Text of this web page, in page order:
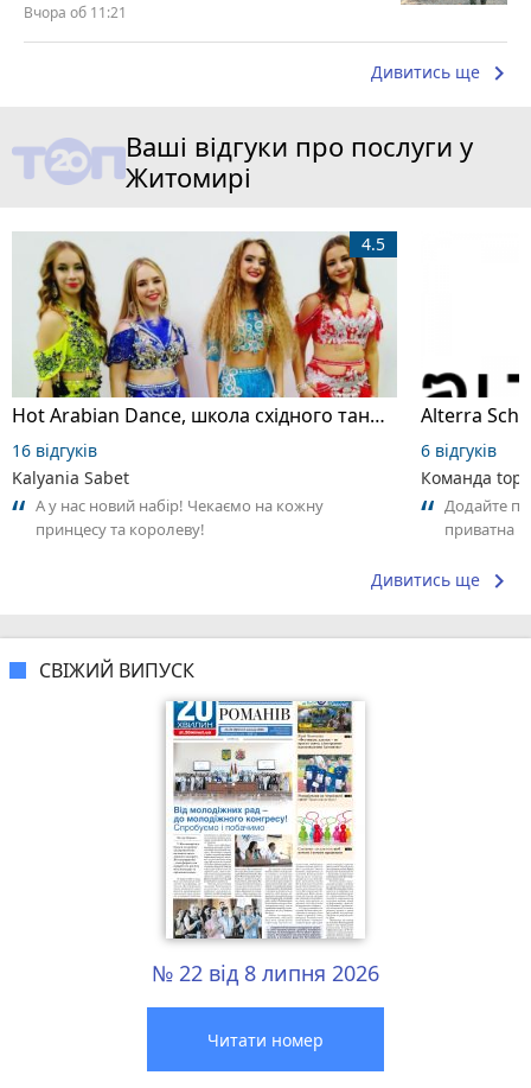
Вчора об 11:21
Дивитись ще keyboard_arrow_right
Ваші відгуки про послуги у
Житомирі
Hot Arabian Dance, школа східного танцю
4.5
16 відгуків
Kalyania Sabet
А у нас новий набір! Чекаємо на кожну
принцесу та королеву!
6 відгуків
Команда
Додайте
приватна
Дивитись ще keyboard_arrow_right
СВІЖИЙ ВИПУСК
№ 22 від 8 липня 2026
Читати номер